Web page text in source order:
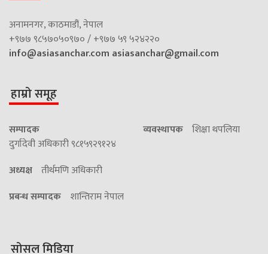
अनामनगर, काठमाडौं, नेपाल
+९७७ ९८५७०५०९७० / +९७७ ५९ ५२४२२०
info@asiasanchar.com asiasanchar@gmail.com
हाम्रो समूह
सम्पादक
दुर्गादेवी अधिकारी ९८१५९२९१२४
व्यवस्थापक शिक्षा थपलिया
अध्यक्ष तीर्थमणि अधिकारी
प्रबन्ध सम्पादक शान्तिराम नेपाल
सोसल मिडिया